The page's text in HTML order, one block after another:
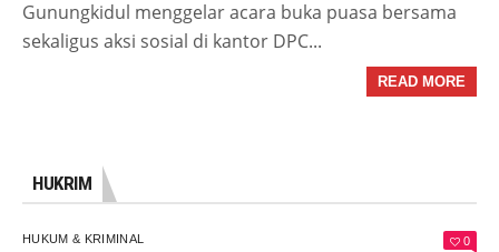
Gunungkidul menggelar acara buka puasa bersama
sekaligus aksi sosial di kantor DPC...
READ MORE
Pernyataan Politis
Endah, Memperjelas
Salah Satu Calon
Terkuat Ketua DPD
Gunawan, SE Mendapat
Dukungan 14 PK
Wakil Bupati
Gunungkidul Gabung
Pilkada Mendatang
Gerindra Punya Bupati
HUKRIM
HUKUM & KRIMINAL 0